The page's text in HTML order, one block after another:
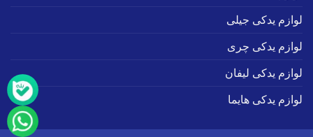
لوازم یدکی جیلی
لوازم یدکی چری
لوازم یدکی لیفان
لوازم یدکی هایما